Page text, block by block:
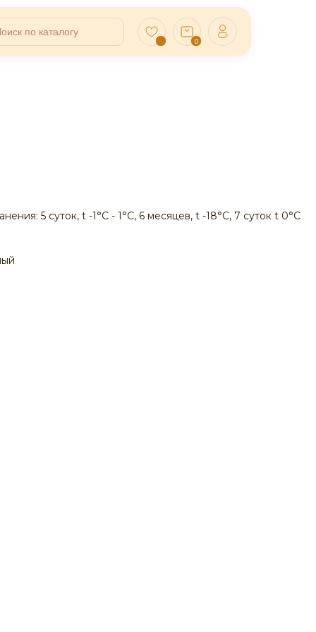
0
5 суток, t -1°С - 1°С, 6 месяцев, t -18°С, 7 суток t 0°С